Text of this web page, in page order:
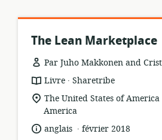
The Lean Marketplace
Par Juho Makkonen and
Format
de
ressource:
Livre .
éditeur:
Sharetribe
Lieu
de
pertinence:
The United States of
America
langue:
anglais .
datefévrier 2018